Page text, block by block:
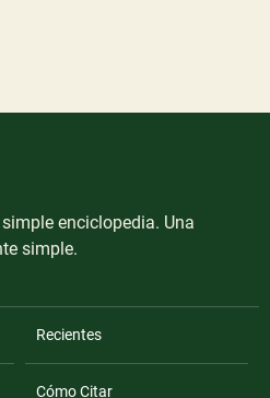
enciclopedia. Una
simple.
Recientes
Cómo Citar